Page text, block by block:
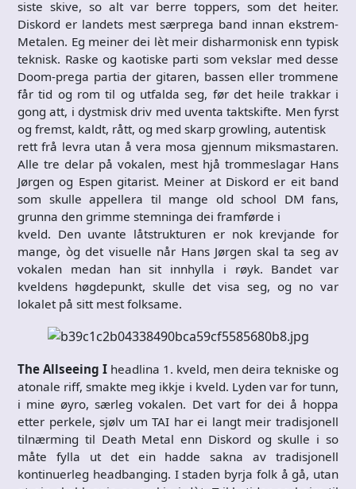
siste skive, so alt var berre toppers, som det heiter.
Diskord er landets mest særprega band innan ekstrem-
Metalen. Eg meiner dei lèt meir disharmonisk enn typisk
teknisk. Raske og kaotiske parti som vekslar med desse
Doom-prega partia der gitaren, bassen eller trommene
får tid og rom til og utfalda seg, før det heile trakkar i
gong att, i dystmisk driv med uventa taktskifte. Men fyrst
og fremst, kaldt, rått, og med skarp growling, autentisk
rett frå levra utan å vera mosa gjennum miksmastaren.
Alle tre delar på vokalen, mest hjå trommeslagar Hans
Jørgen og Espen gitarist. Meiner at Diskord er eit band
som skulle appellera til mange old school DM fans,
grunna den grimme stemninga dei framførde i
kveld. Den uvante låtstrukturen er nok krevjande for
mange, òg det visuelle når Hans Jørgen skal ta seg av
vokalen medan han sit innhylla i røyk. Bandet var
kveldens høgdepunkt, skulle det visa seg, og no var
lokalet på sitt mest folksame.
The Allseeing I headlina 1. kveld, men deira tekniske og
atonale riff, smakte meg ikkje i kveld. Lyden var for tunn,
i mine øyro, særleg vokalen. Det vart for dei å hoppa
etter perkele, sjølv um TAI har ei langt meir tradisjonell
tilnærming til Death Metal enn Diskord og skulle i so
måte fylla ut det ein hadde sakna av tradisjonell
kontinuerleg headbanging. I staden byrja folk å gå, utan